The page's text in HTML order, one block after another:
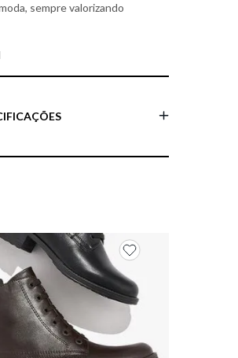
sempre valorizando